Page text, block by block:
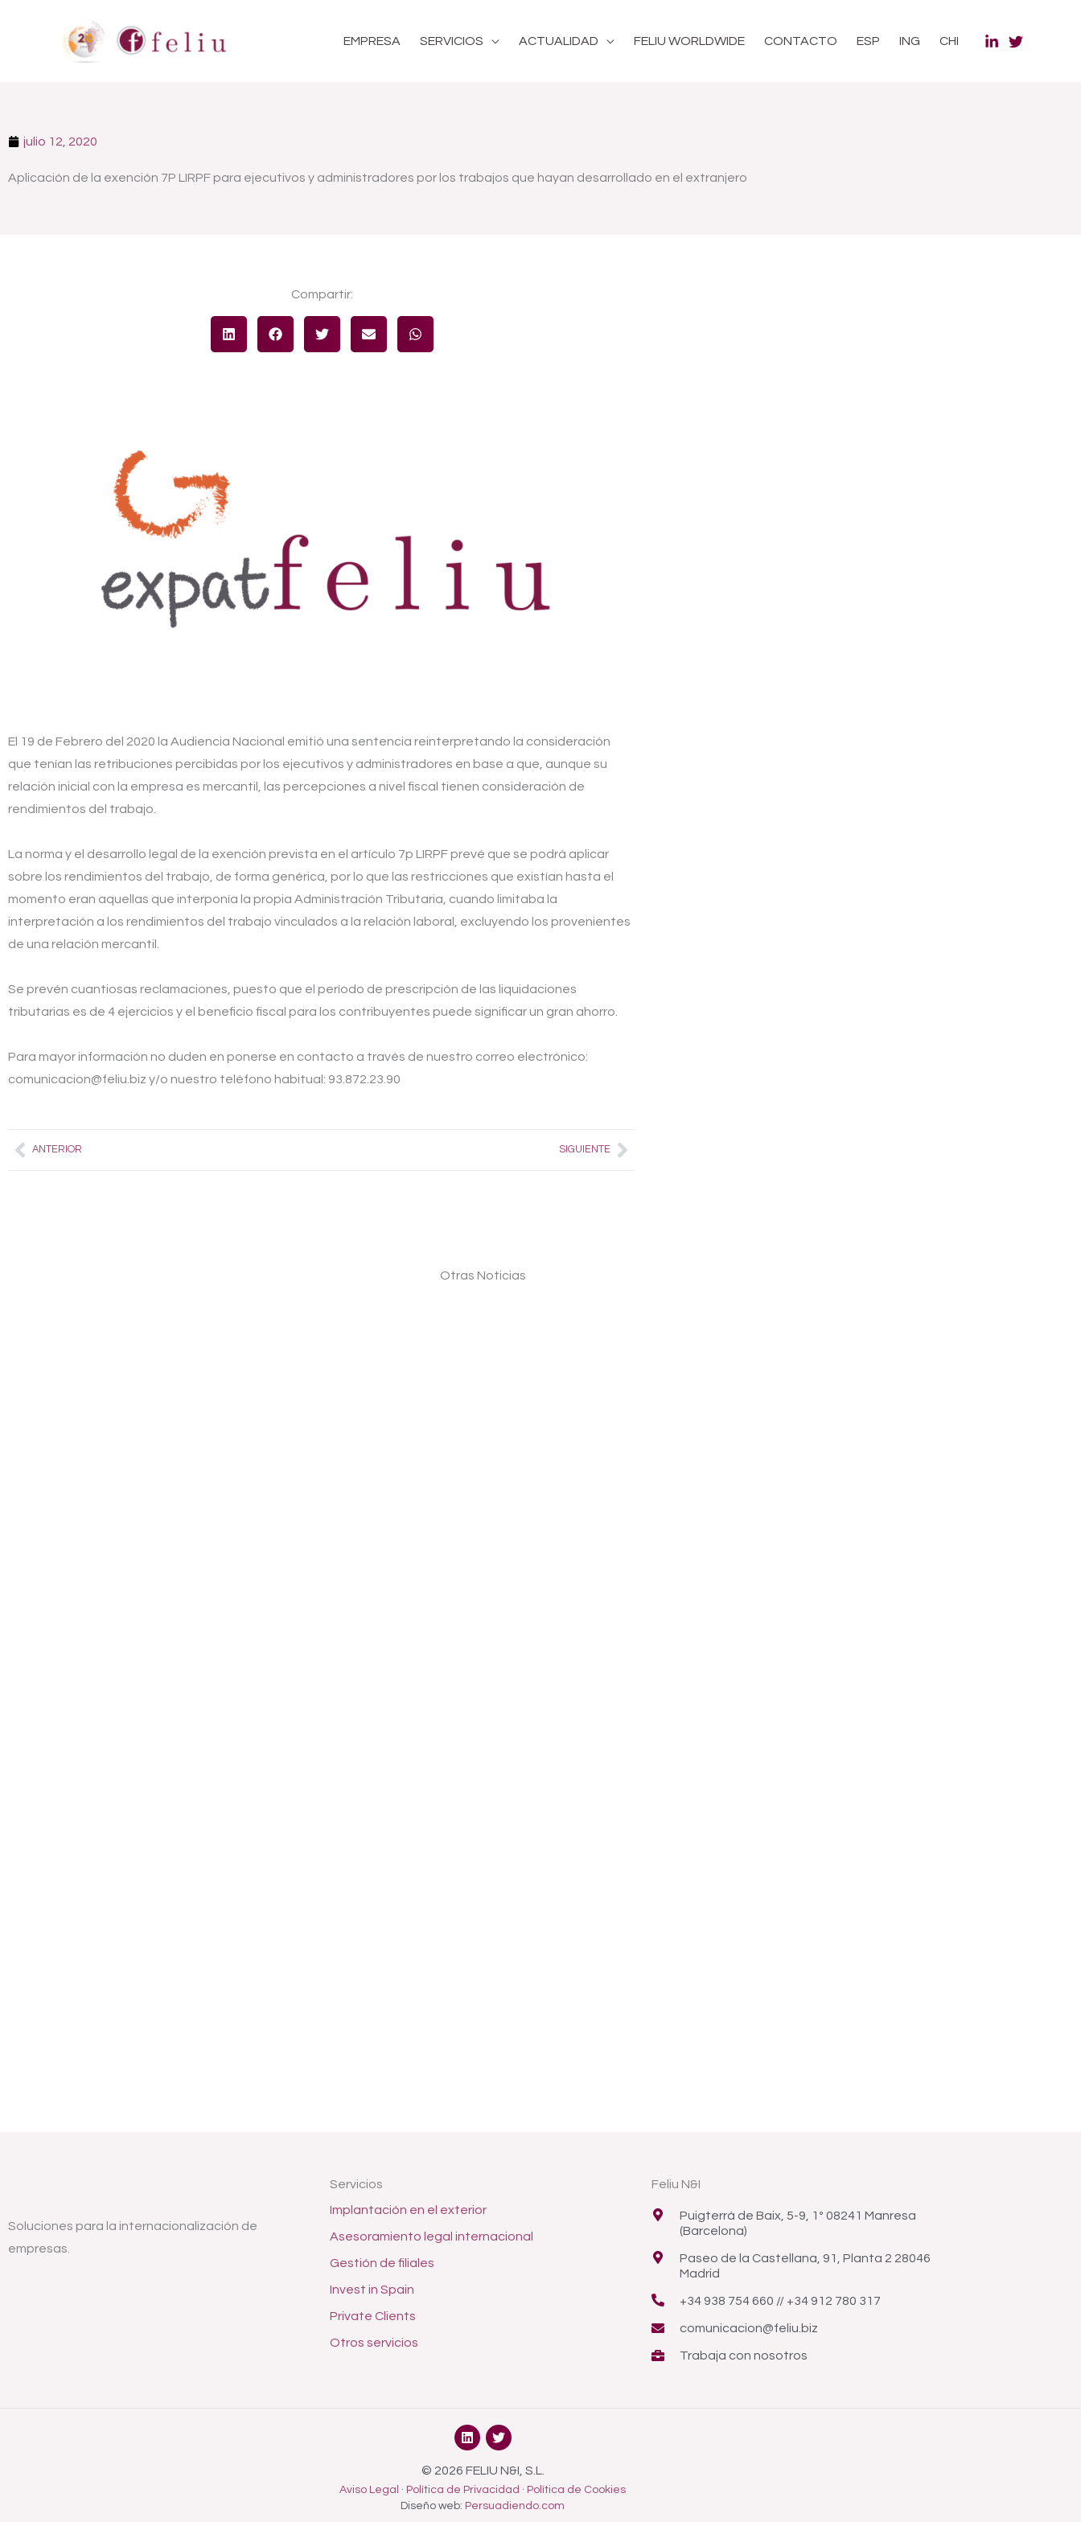
EMPRESA SERVICIOS ACTUALIDAD FELIU WORLDWIDE CONTACTO ESP ING CHI
julio 12, 2020
Aplicación de la exención 7P LIRPF para ejecutivos y administradores por los trabajos que hayan desarrollado en el extranjero
Compartir:
El 19 de Febrero del 2020 la Audiencia Nacional emitió una sentencia reinterpretando la consideración
que tenían las retribuciones percibidas por los ejecutivos y administradores en base a que, aunque su
relación inicial con la empresa es mercantil, las percepciones a nivel fiscal tienen consideración de
rendimientos del trabajo.
La norma y el desarrollo legal de la exención prevista en el artículo 7p LIRPF prevé que se podrá aplicar
sobre los rendimientos del trabajo, de forma genérica, por lo que las restricciones que existían hasta el
momento eran aquellas que interponía la propia Administración Tributaria, cuando limitaba la
interpretación a los rendimientos del trabajo vinculados a la relación laboral, excluyendo los provenientes
de una relación mercantil.
Se prevén cuantiosas reclamaciones, puesto que el período de prescripción de las liquidaciones
tributarias es de 4 ejercicios y el beneficio fiscal para los contribuyentes puede significar un gran ahorro.
Para mayor información no duden en ponerse en contacto a través de nuestro correo electrónico:
comunicacion@feliu.biz y/o nuestro teléfono habitual: 93.872.23.90
Prev
ANTERIOR SIGUIENTENext
Otras Noticias
Soluciones para la internacionalización de
empresas.
Servicios
Implantación en el exterior
Asesoramiento legal internacional
Gestión de filiales
Invest in Spain
Private Clients
Otros servicios
Feliu N&I
Puigterrà de Baix, 5-9, 1º 08241 Manresa
(Barcelona)
Paseo de la Castellana, 91, Planta 2 28046
Madrid
+34 938 754 660 // +34 912 780 317
comunicacion@feliu.biz
Trabaja con nosotros
L
i
k
d
i
T
w
t
e
r
© 2026 FELIU N&I, S.L.
Aviso Legal · Política de Privacidad · Política de Cookies
Diseño web: Persuadiendo.com